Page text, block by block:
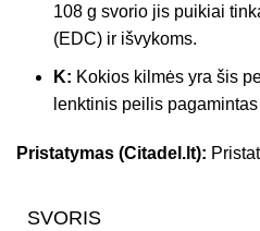
108 g svorio jis puikiai
(EDC) ir išvykoms.
K: Kokios kilmės yra šis
lenktinis peilis
Pristatymas (Citadel.lt):
SVORIS